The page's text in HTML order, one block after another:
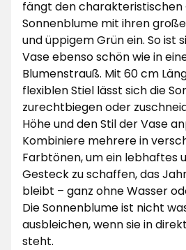
fängt den charakteristischen
Sonnenblume mit ihren
und üppigem Grün ein. So ist
Vase ebenso schön wie in
Blumenstrauß. Mit 60 cm
flexiblen Stiel lässt sich die
zurechtbiegen oder
Höhe und den Stil der Vase
Kombiniere mehrere in
Farbtönen, um ein lebhaftes
Gesteck zu schaffen, das
bleibt – ganz ohne Wasser
Die Sonnenblume ist nicht
ausbleichen, wenn sie in
steht.